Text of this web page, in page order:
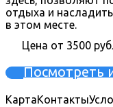
отдыха и
в этом месте.
Цена от 3500
Посмотреть
КартаКонтакты